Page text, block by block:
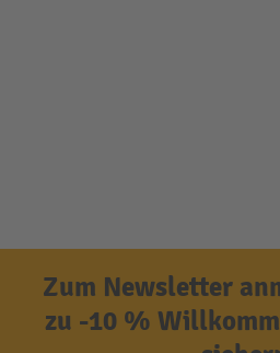
Zum Newsletter
zu -10 %